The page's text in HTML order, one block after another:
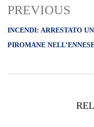
PREVIOUS
INCENDI: ARRESTATO UN
PIROMANE